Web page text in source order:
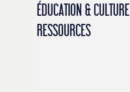
ÉDUCATION & CULTURE
RESSOURCES